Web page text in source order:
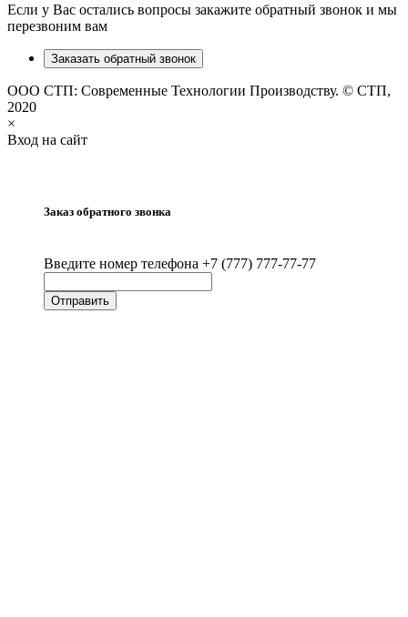
Если у Вас остались вопросы закажите обратный звонок и мы
перезвоним вам
Заказать обратный звонок
ООО СТП: Современные Технологии Производству. © СТП,
2020
×
Вход на сайт
Заказ обратного звонка
Введите номер телефона +7 (777) 777-77-77
Отправить